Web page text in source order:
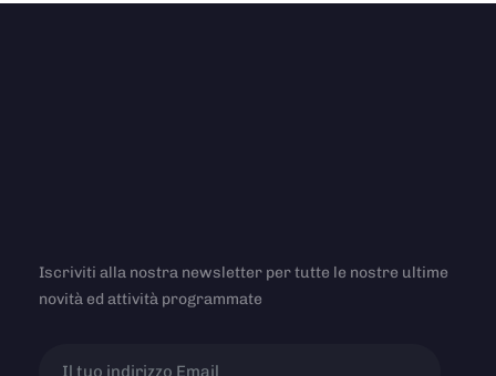
Iscriviti alla nostra newsletter per tutte le nostre ultime
novità ed attività programmate